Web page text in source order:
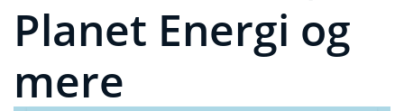
Planet Energi og
mere